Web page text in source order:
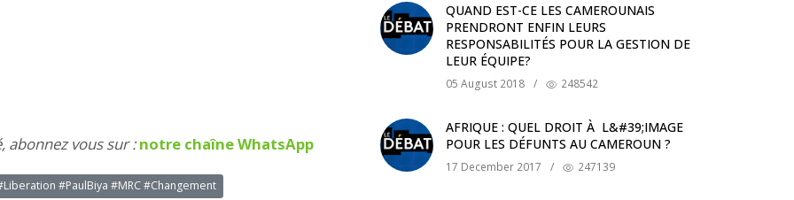
abonnez vous sur :notre chaîne WhatsApp
#PaulBiya #MRC #Changement
QUAND EST-CE LES CAMEROUNAIS
PRENDRONT ENFIN LEURS
RESPONSABILITÉS POUR LA GESTION DE
LEUR ÉQUIPE?
05 August 2018 / 248542
AFRIQUE : QUEL DROIT À L&#39;IMAGE
POUR LES DÉFUNTS AU CAMEROUN ?
17 December 2017 / 247139